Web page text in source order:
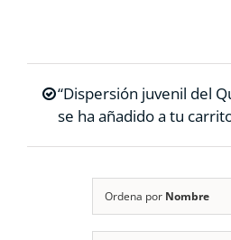
COLABORA
“Dispersión juvenil del
se ha añadido a tu
Ordena por Nombre